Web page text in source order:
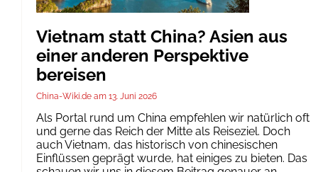
Vietnam statt China? Asien aus
einer anderen Perspektive
bereisen
China-Wiki.de 13. Juni 2026
Als Portal rund um China empfehlen wir natürlich oft
und gerne das Reich der Mitte als Reiseziel. Doch
auch Vietnam, das historisch von chinesischen
Einflüssen geprägt wurde, hat einiges zu bieten. Das